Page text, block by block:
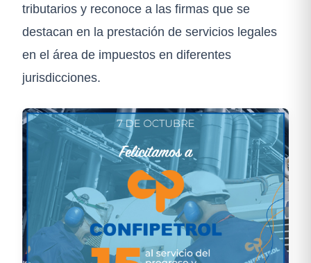
tributarios y reconoce a las firmas que se
destacan en la prestación de servicios legales
en el área de impuestos en diferentes
jurisdicciones.